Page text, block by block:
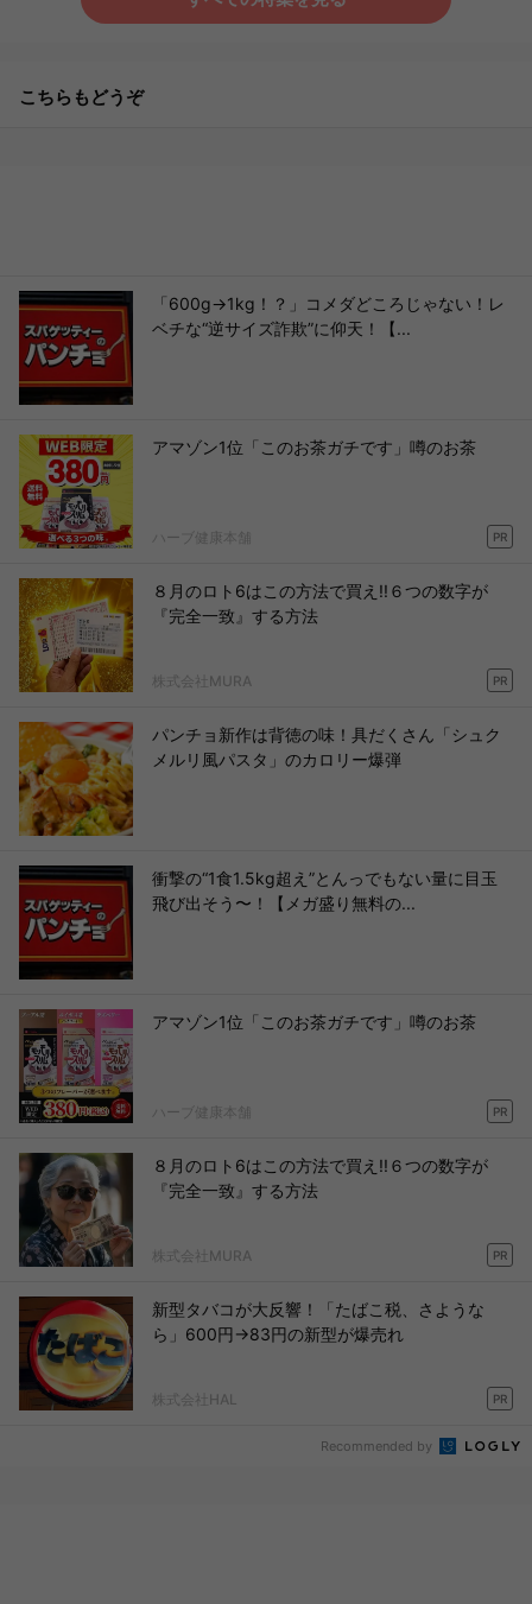
こちらもどうぞ
「600g→1kg！？」コメダどころじゃない！レ
ベチな“逆サイズ詐欺”に仰天！【...
アマゾン1位「このお茶ガチです」噂のお茶
ハーブ健康本舗 PR
８月のロト6はこの方法で買え!!６つの数字が
『完全一致』する方法
株式会社MURA PR
パンチョ新作は背徳の味！具だくさん「シュク
メルリ風パスタ」のカロリー爆弾
衝撃の“1食1.5kg超え”とんっでもない量に目玉
飛び出そう〜！【メガ盛り無料の...
アマゾン1位「このお茶ガチです」噂のお茶
ハーブ健康本舗 PR
８月のロト6はこの方法で買え!!６つの数字が
『完全一致』する方法
株式会社MURA PR
新型タバコが大反響！「たばこ税、さような
ら」600円→83円の新型が爆売れ
株式会社HAL PR
Recommended by